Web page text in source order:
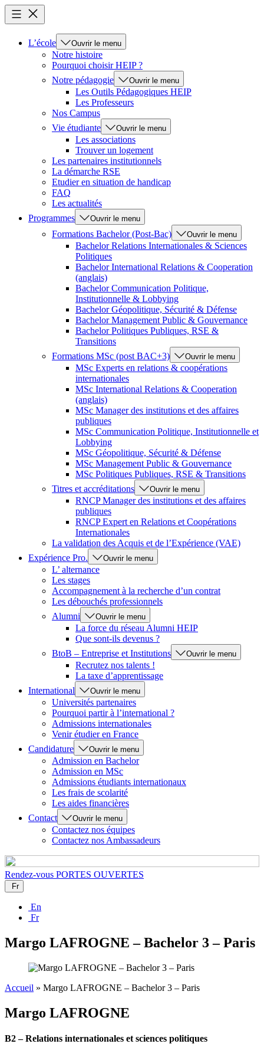
L’école Ouvrir le menu
Notre histoire
Pourquoi choisir HEIP ?
Notre pédagogie
Ouvrir le menu
Les Outils Pédagogiques HEIP
Les Professeurs
Nos Campus
Vie étudiante
Ouvrir le menu
Les associations
Trouver un logement
Les partenaires institutionnels
La démarche RSE
Etudier en situation de handicap
FAQ
Les actualités
Programmes
Ouvrir le menu
Formations Bachelor (Post-Bac) Ouvrir le menu
Bachelor Relations Internationales & Sciences
Politiques
Bachelor International Relations & Cooperation
(anglais)
Bachelor Communication Politique,
Institutionnelle & Lobbying
Bachelor Géopolitique, Sécurité & Défense
Bachelor Management Public & Gouvernance
Bachelor Politiques Publiques, RSE &
Transitions
Formations MSc (post BAC+3)
Ouvrir le menu
MSc Experts en relations & coopérations
internationales
MSc International Relations & Cooperation
(anglais)
MSc Manager des institutions et des affaires
publiques
MSc Communication Politique, Institutionnelle et
Lobbying
MSc Géopolitique, Sécurité & Défense
MSc Management Public & Gouvernance
MSc Politiques Publiques, RSE & Transitions
Titres et accréditations
Ouvrir le menu
RNCP Manager des institutions et des affaires
publiques
RNCP Expert en Relations et Coopérations
Internationales
La validation des Acquis et de l’Expérience (VAE)
Expérience Pro.
Ouvrir le menu
L’ alternance
Les stages
Accompagnement à la recherche d’un contrat
Les débouchés professionnels
Alumni
Ouvrir le menu
La force du réseau Alumni HEIP
Que sont-ils devenus ?
BtoB – Entreprise et Institutions
Ouvrir le menu
Recrutez nos talents !
La taxe d’apprentissage
International
Ouvrir le menu
Universités partenaires
Pourquoi partir à l’international ?
Admissions internationales
Venir étudier en France
Candidature
Ouvrir le menu
Admission en Bachelor
Admission en MSc
Admissions étudiants internationaux
Les frais de scolarité
Les aides financières
Contact
Ouvrir le menu
Contactez nos équipes
Contactez nos Ambassadeurs
Rendez-vous PORTES OUVERTES
Fr
En
Fr
Margo LAFROGNE – Bachelor 3 – Paris
Accueil » Margo LAFROGNE – Bachelor 3 – Paris
Margo LAFROGNE
B2 – Relations internationales et sciences politiques